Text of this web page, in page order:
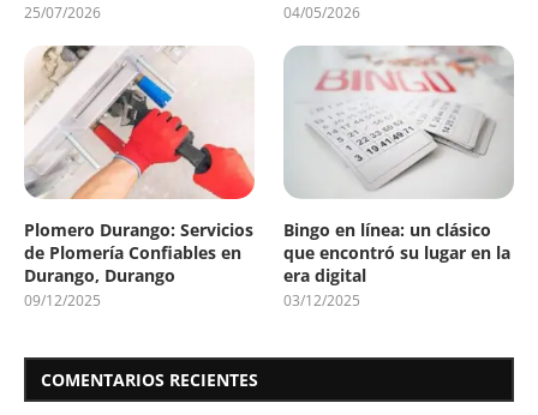
25/07/2026 04/05/2026
Plomero Durango: Servicios
de Plomería Confiables en
Durango, Durango
09/12/2025
Bingo en línea: un clásico
que encontró su lugar en la
era digital
03/12/2025
COMENTARIOS RECIENTES